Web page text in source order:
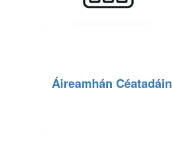
Áireamhán Céatadáin